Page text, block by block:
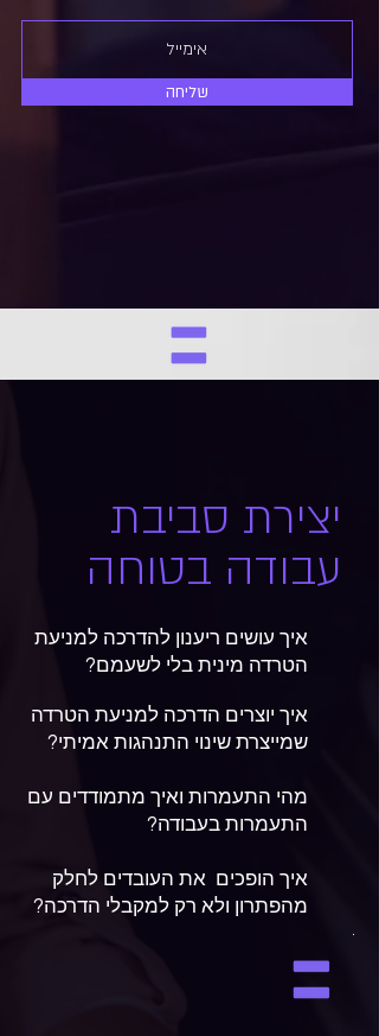
שליחה
יצירת סביבת
עבודה בטוחה
איך עושים ריענון להדרכה למניעת
הטרדה מינית בלי לשעמם?
איך יוצרים הדרכה למניעת הטרדה
שמייצרת שינוי התנהגות אמיתי?
מהי התעמרות ואיך מתמודדים עם
התעמרות בעבודה?
איך הופכים את העובדים לחלק
מהפתרון ולא רק למקבלי הדרכה?​
.